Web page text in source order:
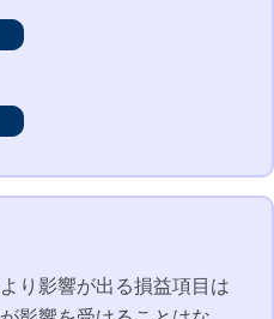
り影響が出る損益項目は